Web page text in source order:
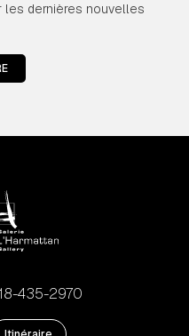
les dernières nouvelles
435-2970